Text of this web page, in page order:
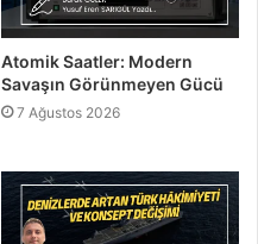
Atomik Saatler: Modern
Savaşın Görünmeyen Gücü
7 Ağustos 2026